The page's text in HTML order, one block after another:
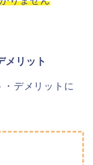
メリット
デメリットに